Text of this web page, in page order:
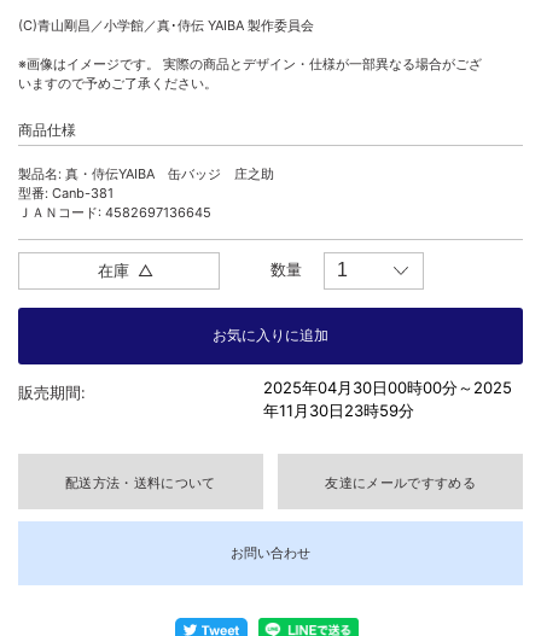
(C)青山剛昌／小学館／真･侍伝 YAIBA 製作委員会
※画像はイメージです。 実際の商品とデザイン・仕様が一部異なる場合がござ
いますので予めご了承ください。
商品仕様
製品名: 真・侍伝YAIBA 缶バッジ 庄之助
型番: Canb-381
ＪＡＮコード: 4582697136645
在庫 △ 数量
販売期間: 2025年04月30日00時00分～2025
年11月30日23時59分
配送方法・送料について 友達にメールですすめる
お問い合わせ